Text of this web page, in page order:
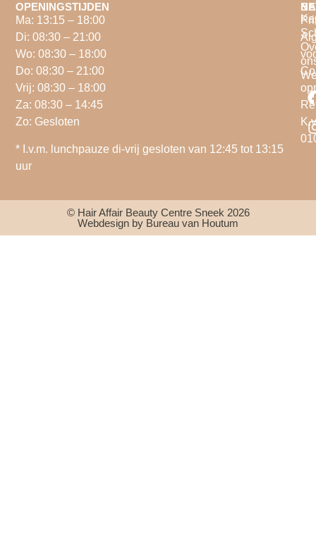
OPENINGSTIJDEN
Ma: 13:15 – 18:00
Di: 08:30 – 21:00
Wo: 08:30 – 18:00
Do: 08:30 – 21:00
Vrij: 08:30 – 18:00
Za: 08:30 – 14:45
Zo: Gesloten
* I.v.m. lunchpauze di-vrij gesloten van 12:45 tot 13:15
uur
© Hair Affair Beauty Centre Sneek 2026
Webdesign by Bureau van Houtum